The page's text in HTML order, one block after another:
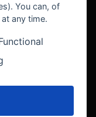
You can, of
any time.